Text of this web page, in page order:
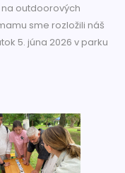
na outdoorových
sme rozložili náš
5. júna 2026 v parku